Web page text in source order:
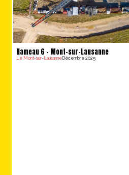
Hameau 6 – Mont-sur-Lausanne
Le Mont-sur-LausanneDécembre 2025